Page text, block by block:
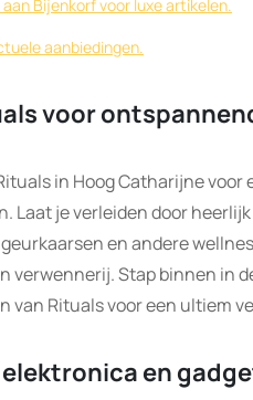
Bijenkorf voor luxe artikelen.
aanbiedingen.
voor
in Hoog Catharijne
Laat je verleiden door
en andere
Stap binnen in
van Rituals voor een ultiem
en